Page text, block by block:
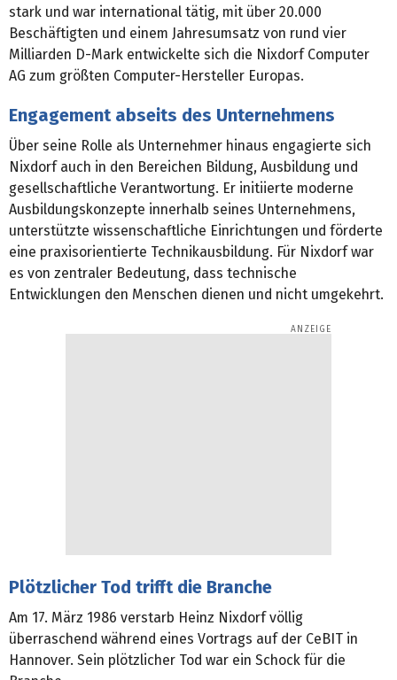
stark und war international tätig, mit über 20.000
Beschäftigten und einem Jahresumsatz von rund vier
Milliarden D-Mark entwickelte sich die Nixdorf Computer
AG zum größten Computer-Hersteller Europas.
Engagement abseits des Unternehmens
Über seine Rolle als Unternehmer hinaus engagierte sich
Nixdorf auch in den Bereichen Bildung, Ausbildung und
gesellschaftliche Verantwortung. Er initiierte moderne
Ausbildungskonzepte innerhalb seines Unternehmens,
unterstützte wissenschaftliche Einrichtungen und förderte
eine praxisorientierte Technikausbildung. Für Nixdorf war
es von zentraler Bedeutung, dass technische
Entwicklungen den Menschen dienen und nicht umgekehrt.
Plötzlicher Tod trifft die Branche
Am 17. März 1986 verstarb Heinz Nixdorf völlig
überraschend während eines Vortrags auf der CeBIT in
Hannover. Sein plötzlicher Tod war ein Schock für die